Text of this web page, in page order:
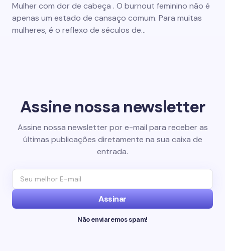
Mulher com dor de cabeça . O burnout feminino não é
apenas um estado de cansaço comum. Para muitas
mulheres, é o reflexo de séculos de…
Assine nossa newsletter
Assine nossa newsletter por e-mail para receber as
últimas publicações diretamente na sua caixa de
entrada.
Assinar
Não enviaremos spam!